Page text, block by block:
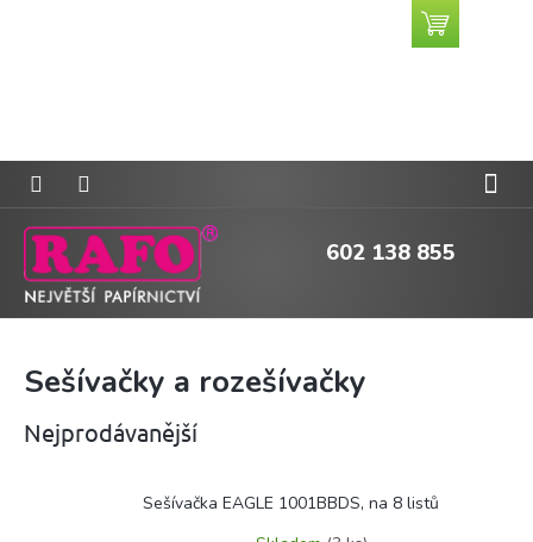
602 138 855
Nákupní
košík
Sešívačky a rozešívačky
Nejprodávanější
Sešívačka EAGLE 1001BBDS, na 8 listů